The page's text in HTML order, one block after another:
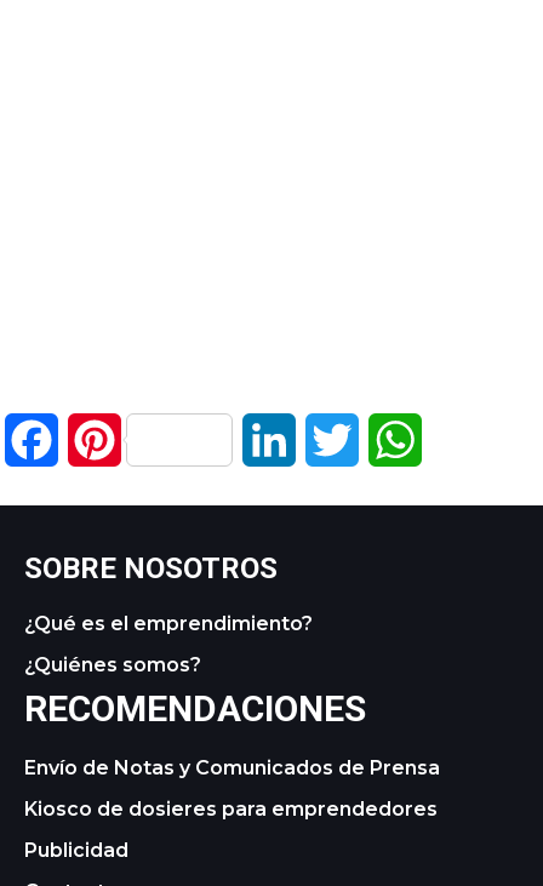
FacebookPinterest LinkedIn Twitter
SOBRE NOSOTROS
¿Qué es el emprendimiento?
¿Quiénes somos?
RECOMENDACIONES
Envío de Notas y Comunicados de Prensa
Kiosco de dosieres para emprendedores
Publicidad